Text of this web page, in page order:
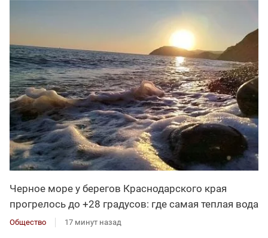
Черное море у берегов Краснодарского края
прогрелось до +28 градусов: где самая теплая вода
Общество 17 минут назад